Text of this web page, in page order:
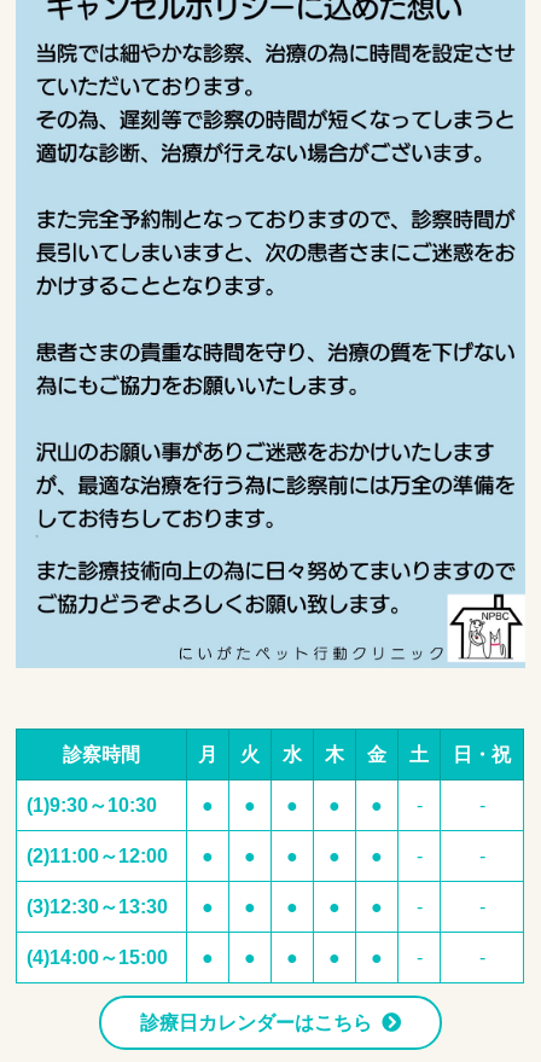
診察時間 月 火 水 木 金 土 日・祝
(1)9:30～10:30 ● ● ● ● ● - -
(2)11:00～12:00 ● ● ● ● ● - -
(3)12:30～13:30 ● ● ● ● ● - -
(4)14:00～15:00 ● ● ● ● ● - -
診療日カレンダーはこちら